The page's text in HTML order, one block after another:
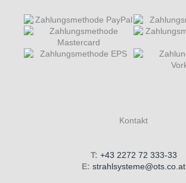
Kontakt
T: +43 2272 72 333-33
E: strahlsysteme@ots.co.at